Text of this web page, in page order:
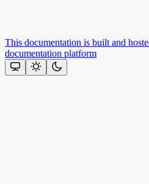
This documentation is built and
documentation platform